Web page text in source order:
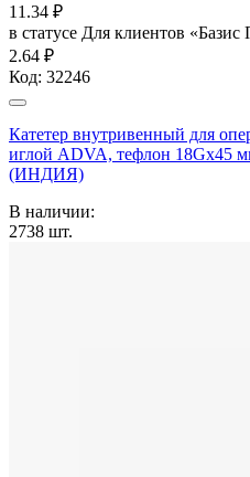
11.34 ₽
в статусе Для клиентов
2.64 ₽
Код: 32246
Катетер внутривенный для
иглой ADVA, тефлон 18Gx45
(ИНДИЯ)
В наличии:
2738 шт.